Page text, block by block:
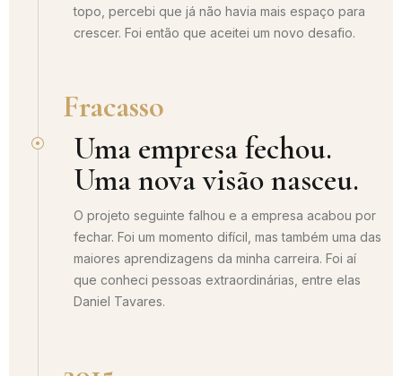
topo, percebi que já não havia mais espaço para
crescer. Foi então que aceitei um novo desafio.
Fracasso
Uma empresa fechou.
Uma nova visão nasceu.
O projeto seguinte falhou e a empresa acabou por
fechar. Foi um momento difícil, mas também uma das
maiores aprendizagens da minha carreira. Foi aí
que conheci pessoas extraordinárias, entre elas
Daniel Tavares.